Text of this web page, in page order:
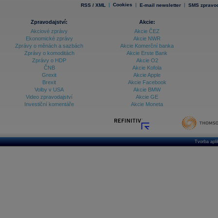
RSS / XML | Cookies | E-mail newsletter | SMS
Zpravodajství:
Akciové zprávy
Ekonomické zprávy
Zprávy o měnách a sazbách
Zprávy o komoditách
Zprávy o HDP
ČNB
Grexit
Brexit
Volby v USA
Video zpravodajství
Investiční komentáře
Akcie:
Akcie ČEZ
Akcie NWR
Akcie Komerční banka
Akcie Erste Bank
Akcie O2
Akcie Kofola
Akcie Apple
Akcie Facebook
Akcie BMW
Akcie GE
Akcie Moneta
Tvorba